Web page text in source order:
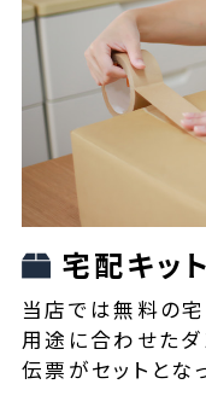
宅配キッ
当店では無料の宅
用途に合わせたダ
伝票がセットとな